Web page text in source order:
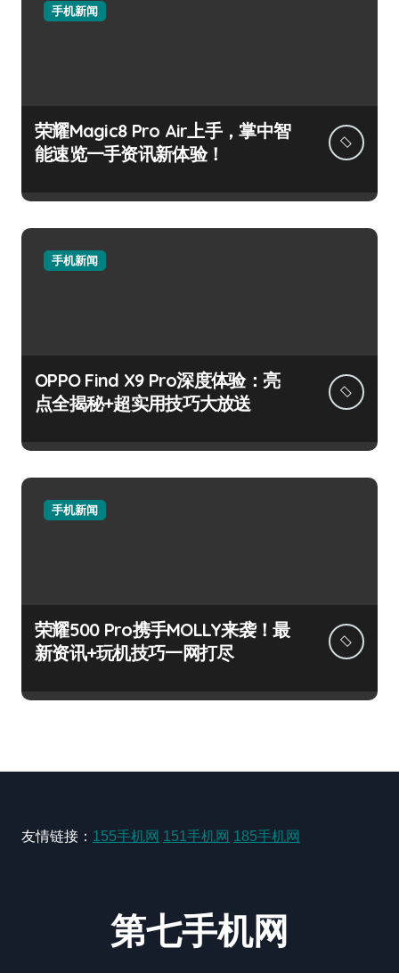
手机新闻
荣耀Magic8 Pro Air上手，掌中智
能速览一手资讯新体验！
手机新闻
OPPO Find X9 Pro深度体验：亮
点全揭秘+超实用技巧大放送
手机新闻
荣耀500 Pro携手MOLLY来袭！最
新资讯+玩机技巧一网打尽
友情链接： 155手机网 151手机网 185手机网
第七手机网